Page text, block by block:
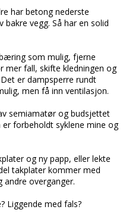
har betong nederste
vegg. Så har en solid
som mulig, fjerne
mer fall, skifte kledningen og
er dampsperre rundt
men få inn ventilasjon.
semiamatør og budsjettet
forbeholdt syklene mine og
og ny papp, eller lekte
takplater kommer med
overganger.
Liggende med fals?